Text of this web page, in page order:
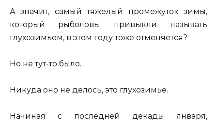
А значит, самый тяжелый промежуток зимы,
который рыболовы привыкли называть
глухозимьем, в этом году тоже отменяется?
Но не тут-то было.
Никуда оно не делось, это глухозимье.
Начиная с последней декады января,